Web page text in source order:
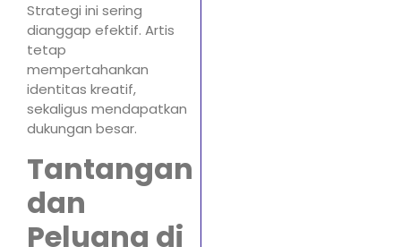
Strategi ini sering
dianggap efektif. Artis
tetap
mempertahankan
identitas kreatif,
sekaligus mendapatkan
dukungan besar.
Tantangan
dan
Peluang di